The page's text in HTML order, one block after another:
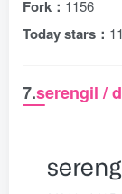
Fork： 1156
Today stars：
7.serengil /